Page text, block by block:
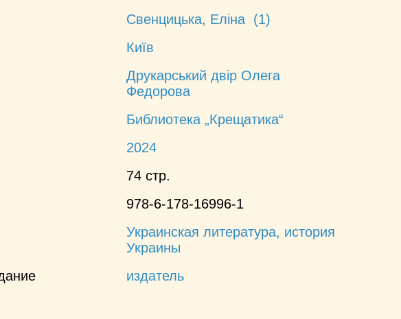
Свенцицька, Еліна (1)
Київ
Друкарський двір Олега
Федорова
Библиотека „Крещатика“
2024
74 стр.
978-6-178-16996-1
Украинская литература, история
Украины
издатель